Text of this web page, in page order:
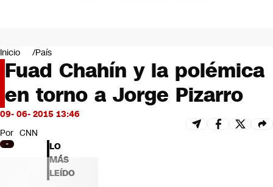
Negocios
Deportes
Programas completos
Cultura
Servicios
Bits
CNN Data
CNN tiempo
Futuro 360
Inicio País
Fuad Chahín y la polémica
en torno a Jorge Pizarro
09- 06- 2015 13:46
Por CNN
LO
MÁS
LEÍDO